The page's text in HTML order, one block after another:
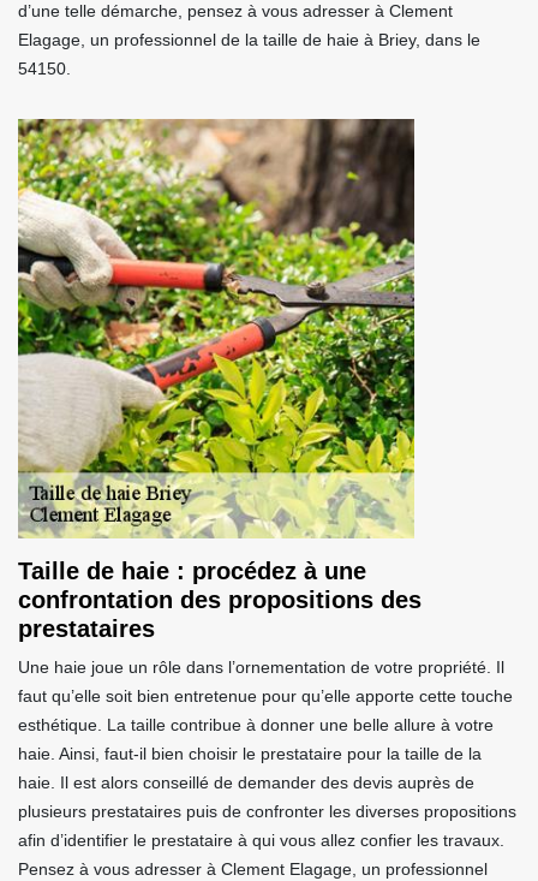
d’une telle démarche, pensez à vous adresser à Clement
Elagage, un professionnel de la taille de haie à Briey, dans le
54150.
Taille de haie : procédez à une
confrontation des propositions des
prestataires
Une haie joue un rôle dans l’ornementation de votre propriété. Il
faut qu’elle soit bien entretenue pour qu’elle apporte cette touche
esthétique. La taille contribue à donner une belle allure à votre
haie. Ainsi, faut-il bien choisir le prestataire pour la taille de la
haie. Il est alors conseillé de demander des devis auprès de
plusieurs prestataires puis de confronter les diverses propositions
afin d’identifier le prestataire à qui vous allez confier les travaux.
Pensez à vous adresser à Clement Elagage, un professionnel